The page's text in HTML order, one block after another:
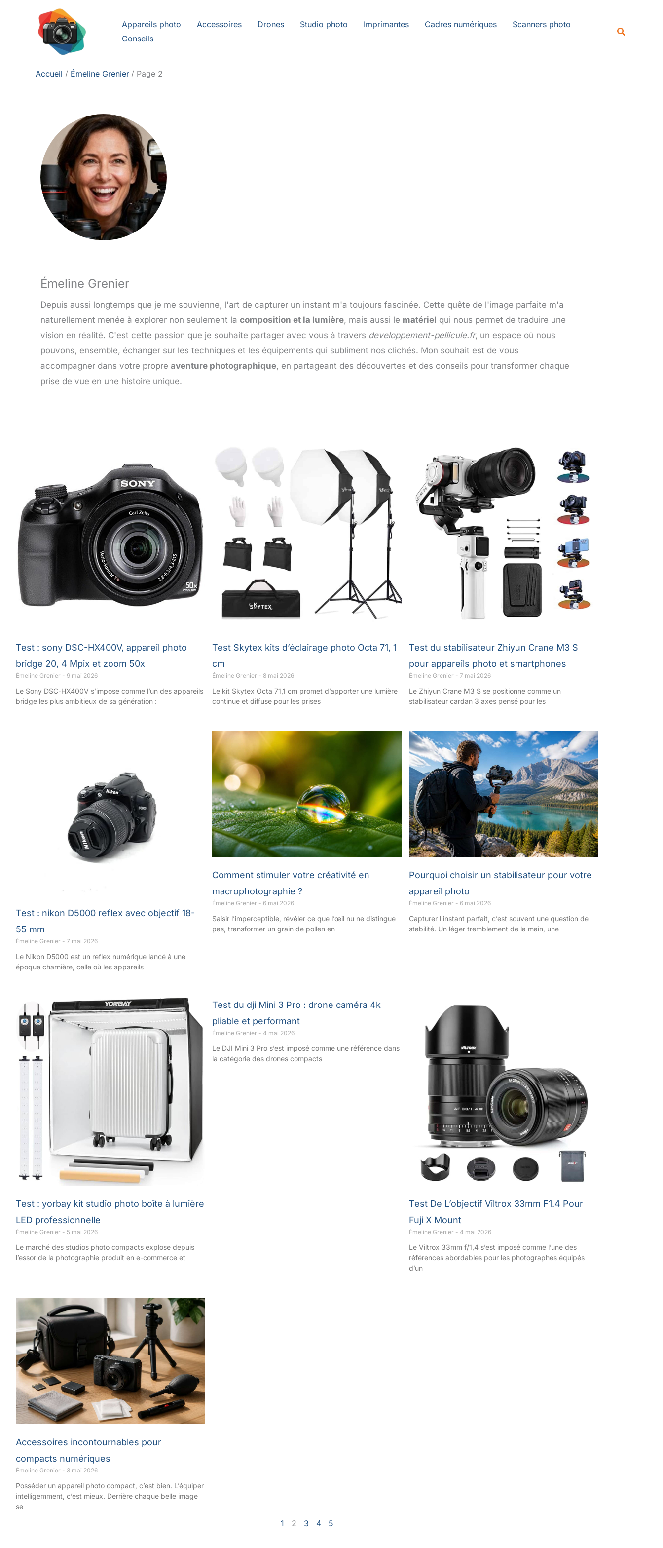
Appareils photo Accessoires Drones Studio photo Imprimantes Cadres numériques
Scanners photo
Conseils
Accueil Émeline Grenier Page 2
Émeline Grenier
Depuis aussi longtemps que je me souvienne, l'art de capturer un instant m'a toujours fascinée. Cette quête de l'image parfaite m'a
naturellement menée à explorer non seulement la composition et la lumière, mais aussi le matériel qui nous permet de traduire une
vision en réalité. C'est cette passion que je souhaite partager avec vous à travers developpement-pellicule.fr, un espace où nous
pouvons, ensemble, échanger sur les techniques et les équipements qui subliment nos clichés. Mon souhait est de vous
accompagner dans votre propre aventure photographique, en partageant des découvertes et des conseils pour transformer chaque
prise de vue en une histoire unique.
Test : sony DSC-HX400V, appareil photo
bridge 20, 4 Mpix et zoom 50x
Émeline Grenier 9 mai 2026
Le Sony DSC-HX400V s’impose comme l’un des appareils
bridge les plus ambitieux de sa génération :
Test Skytex kits d’éclairage photo Octa 71, 1
cm
Émeline Grenier 8 mai 2026
Le kit Skytex Octa 71,1 cm promet d’apporter une lumière
continue et diffuse pour les prises
Test du stabilisateur Zhiyun Crane M3 S
pour appareils photo et smartphones
Émeline Grenier 7 mai 2026
Le Zhiyun Crane M3 S se positionne comme un
stabilisateur cardan 3 axes pensé pour les
Test : nikon D5000 reflex avec objectif 18-
55 mm
Émeline Grenier 7 mai 2026
Le Nikon D5000 est un reflex numérique lancé à une
époque charnière, celle où les appareils
Comment stimuler votre créativité en
macrophotographie ?
Émeline Grenier 6 mai 2026
Saisir l’imperceptible, révéler ce que l’œil nu ne distingue
pas, transformer un grain de pollen en
Pourquoi choisir un stabilisateur pour votre
appareil photo
Émeline Grenier 6 mai 2026
Capturer l’instant parfait, c’est souvent une question de
stabilité. Un léger tremblement de la main, une
Test : yorbay kit studio photo boîte à lumière
LED professionnelle
Émeline Grenier 5 mai 2026
Le marché des studios photo compacts explose depuis
l’essor de la photographie produit en e-commerce et
Test du dji Mini 3 Pro : drone caméra 4k
pliable et performant
Émeline Grenier 4 mai 2026
Le DJI Mini 3 Pro s’est imposé comme une référence dans
la catégorie des drones compacts
Test De L’objectif Viltrox 33mm F1.4 Pour
Fuji X Mount
Émeline Grenier 4 mai 2026
Le Viltrox 33mm f/1,4 s’est imposé comme l’une des
références abordables pour les photographes équipés
d’un
Accessoires incontournables pour
compacts numériques
Émeline Grenier 3 mai 2026
Posséder un appareil photo compact, c’est bien. L’équiper
intelligemment, c’est mieux. Derrière chaque belle image
se
1 2 3 4 5